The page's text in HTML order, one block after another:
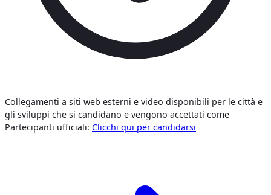
Collegamenti a siti web esterni e video disponibili per le città e
gli sviluppi che si candidano e vengono accettati come
Partecipanti ufficiali: Clicchi qui per candidarsi